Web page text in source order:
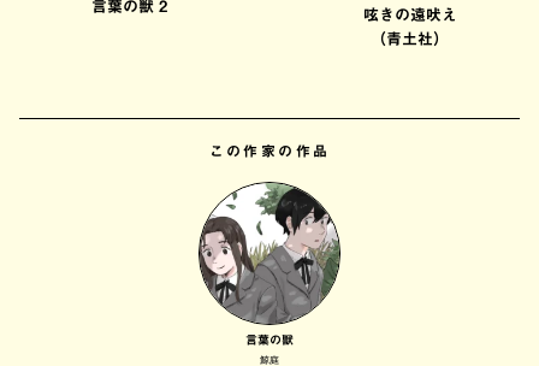
言葉の獣 2
呟きの遠吠え
（青土社）
この作家の作品
言葉の獣
鯨庭